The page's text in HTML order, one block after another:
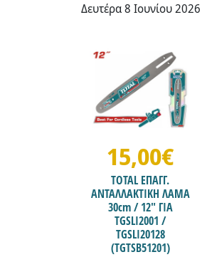
Δευτέρα 8 Ιουνίου 2026
15,00€
TOTAL ΕΠΑΓΓ.
ΑΝΤΑΛΛΑΚΤΙΚH ΛΑΜΑ
30cm / 12" ΓΙΑ
TGSLI2001 /
TGSLI20128
(TGTSB51201)